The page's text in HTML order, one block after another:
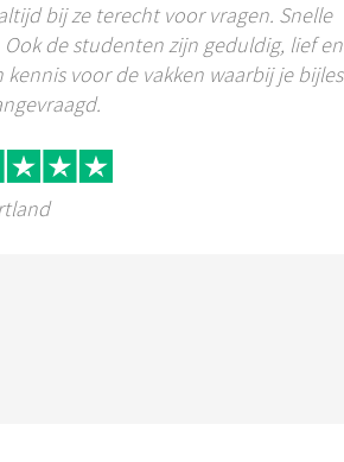
bij ze terecht voor vragen. Snelle
Ook de studenten zijn geduldig, lief en
kennis voor de vakken waarbij je bijles